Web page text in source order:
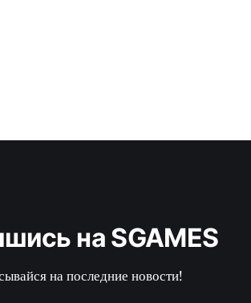
на SGAMES
на последние новости!